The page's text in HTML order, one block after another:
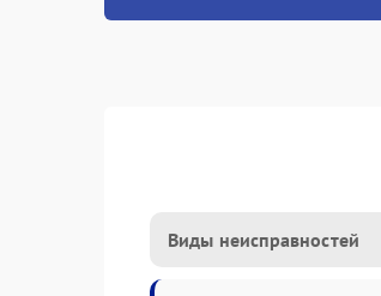
Виды неисправностей